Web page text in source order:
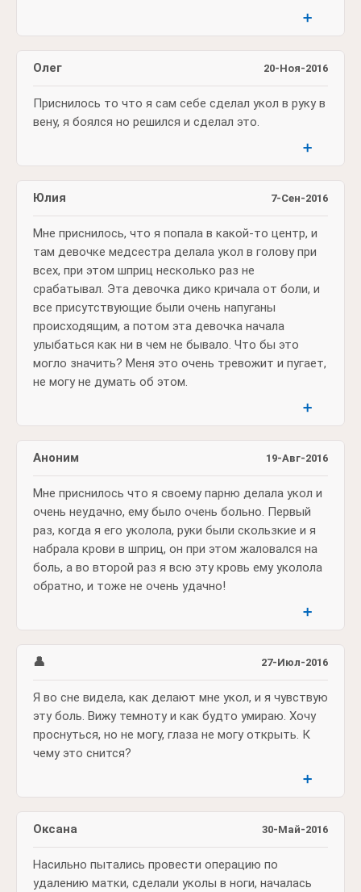
➕
20-Ноя-2016
Олег
Приснилось то что я сам себе сделал укол в руку в
вену, я боялся но решился и сделал это.
➕
7-Сен-2016
Юлия
Мне приснилось, что я попала в какой-то центр, и
там девочке медсестра делала укол в голову при
всех, при этом шприц несколько раз не
срабатывал. Эта девочка дико кричала от боли, и
все присутствующие были очень напуганы
происходящим, а потом эта девочка начала
улыбаться как ни в чем не бывало. Что бы это
могло значить? Меня это очень тревожит и пугает,
не могу не думать об этом.
➕
19-Авг-2016
Аноним
Мне приснилось что я своему парню делала укол и
очень неудачно, ему было очень больно. Первый
раз, когда я его уколола, руки были скользкие и я
набрала крови в шприц, он при этом жаловался на
боль, а во второй раз я всю эту кровь ему уколола
обратно, и тоже не очень удачно!
➕
27-Июл-2016
👤
Я во сне видела, как делают мне укол, и я чувствую
эту боль. Вижу темноту и как будто умираю. Хочу
проснуться, но не могу, глаза не могу открыть. К
чему это снится?
➕
30-Май-2016
Оксана
Насильно пытались провести операцию по
удалению матки, сделали уколы в ноги, началась